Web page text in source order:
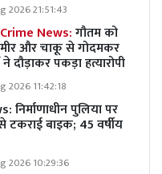
2026 21:51:43
News:गौतम को
और चाकू से गोदमकर
ने दौड़ाकर पकड़ा हत्यारोपी
2026 11:42:18
पुलिया पर
टकराई बाइक; 45 वर्षीय
2026 10:29:36